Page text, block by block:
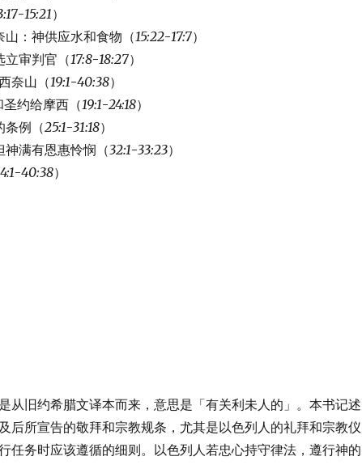
-15:21）
：神供应水和食物（15:22-17:7）
审判官（17:8-18:27）
奈山（19:1-40:38）
约给摩西（19:1-24:18）
例（25:1-31:18）
满有恩惠怜悯（32:1-33:23）
-40:38）
从旧约希腊文译本而来，意思是「有关利未人的」。本书记述
后所宣告的敬拜和宗教规条，尤其是以色列人的礼拜和宗教仪
任务时应该遵循的细则。以色列人若忠心持守律法，遵行神的